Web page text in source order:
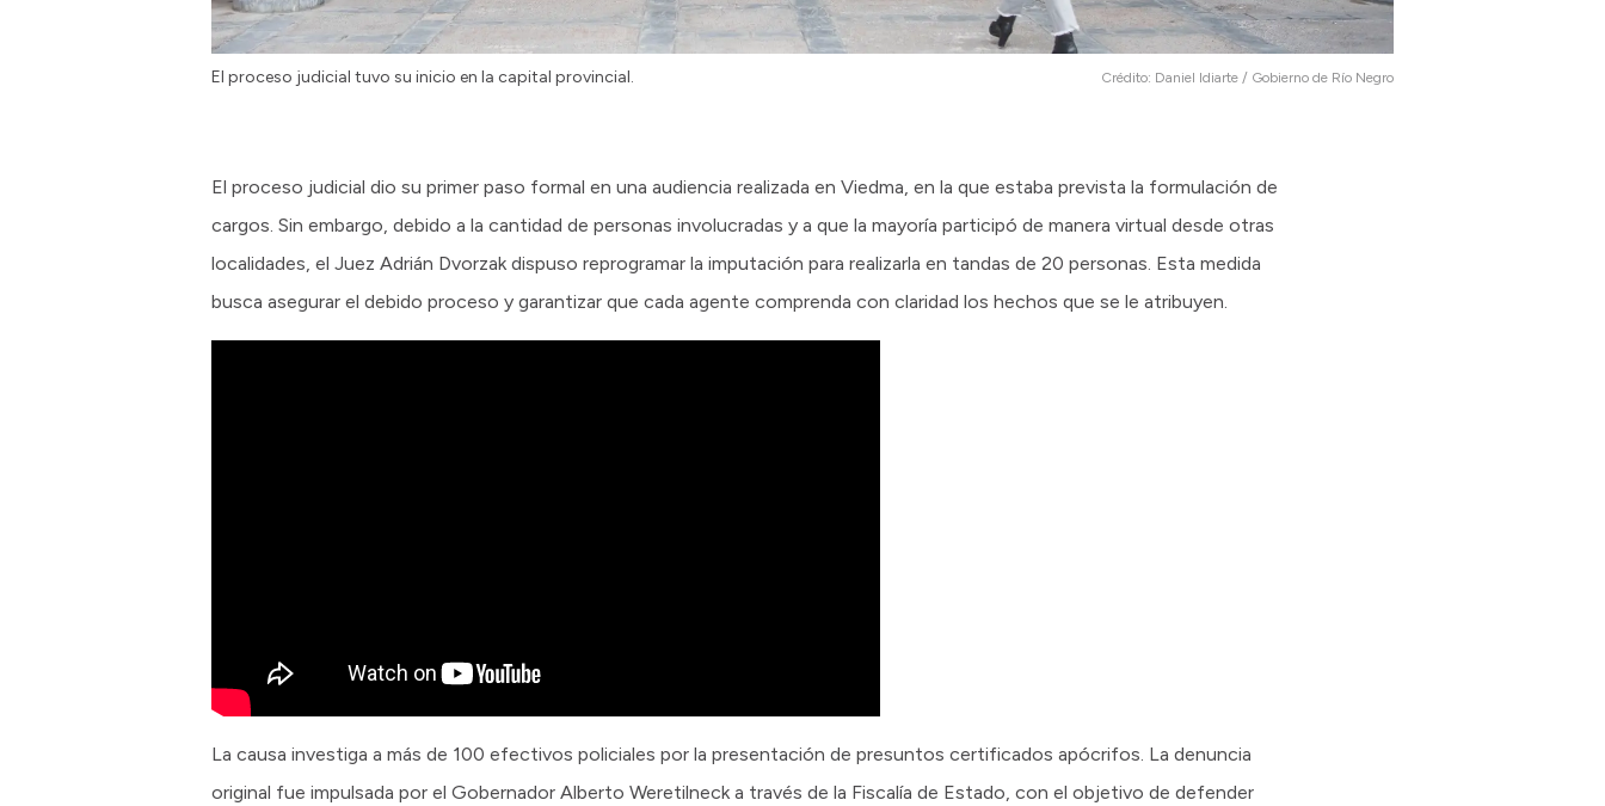
El proceso judicial tuvo su inicio en la capital provincial. Crédito: Daniel Idiarte / Gobierno de Río Negro
El proceso judicial dio su primer paso formal en una audiencia realizada en Viedma, en la que estaba prevista la formulación de
cargos. Sin embargo, debido a la cantidad de personas involucradas y a que la mayoría participó de manera virtual desde otras
localidades, el Juez Adrián Dvorzak dispuso reprogramar la imputación para realizarla en tandas de 20 personas. Esta medida
busca asegurar el debido proceso y garantizar que cada agente comprenda con claridad los hechos que se le atribuyen.
La causa investiga a más de 100 efectivos policiales por la presentación de presuntos certificados apócrifos. La denuncia
original fue impulsada por el Gobernador Alberto Weretilneck a través de la Fiscalía de Estado, con el objetivo de defender